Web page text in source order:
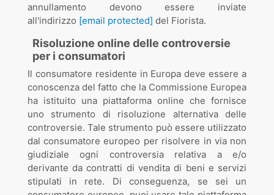
annullamento devono essere inviate
all'indirizzo [email protected] del Fiorista.
Risoluzione online delle controversie
per i consumatori
Il consumatore residente in Europa deve essere a
conoscenza del fatto che la Commissione Europea
ha istituito una piattaforma online che fornisce
uno strumento di risoluzione alternativa delle
controversie. Tale strumento può essere utilizzato
dal consumatore europeo per risolvere in via non
giudiziale ogni controversia relativa a e/o
derivante da contratti di vendita di beni e servizi
stipulati in rete. Di conseguenza, se sei un